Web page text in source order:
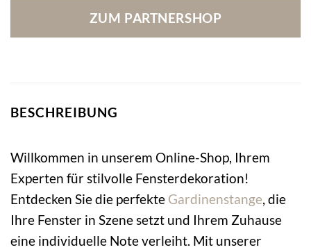
ZUM PARTNERSHOP
BESCHREIBUNG
Willkommen in unserem Online-Shop, Ihrem
Experten für stilvolle Fensterdekoration!
Entdecken Sie die perfekte Gardinenstange , die
Ihre Fenster in Szene setzt und Ihrem Zuhause
eine individuelle Note verleiht. Mit unserer